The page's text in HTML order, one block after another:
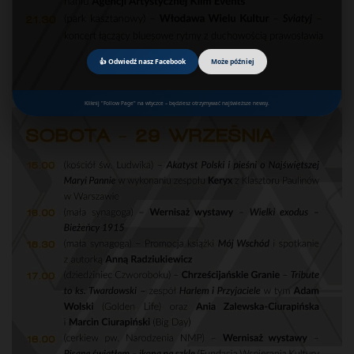
👍 Odwiedź nasz Facebook Może później
Kliknij "Follow Page" na wtyczce – będziesz otrzymywać najświeższe newsy.